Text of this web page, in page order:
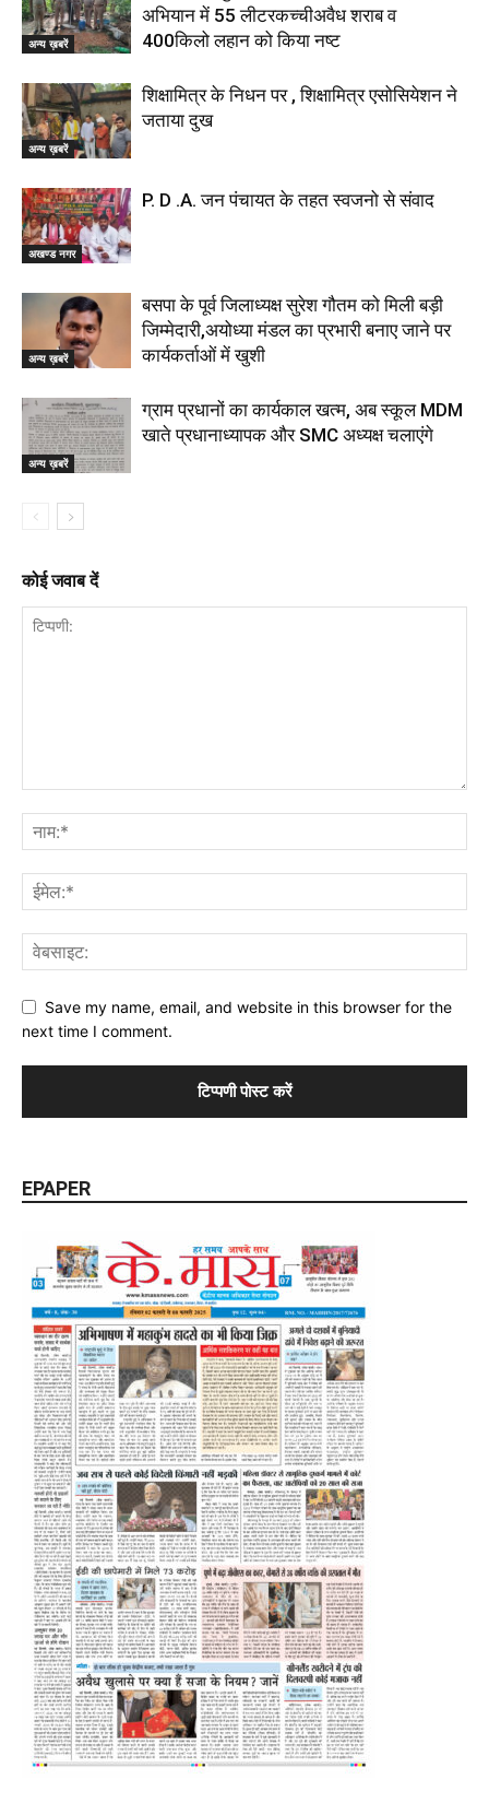
अन्य ख़बरें
अभियान में 55 लीटरकच्चीअवैध शराब व
400किलो लहान को किया नष्ट
अन्य ख़बरें
शिक्षामित्र के निधन पर , शिक्षामित्र एसोसियेशन ने
जताया दुख
अखण्ड नगर
P. D .A. जन पंचायत के तहत स्वजनो से संवाद
अन्य ख़बरें
बसपा के पूर्व जिलाध्यक्ष सुरेश गौतम को मिली बड़ी
जिम्मेदारी,अयोध्या मंडल का प्रभारी बनाए जाने पर
कार्यकर्ताओं में खुशी
अन्य ख़बरें
ग्राम प्रधानों का कार्यकाल खत्म, अब स्कूल MDM
खाते प्रधानाध्यापक और SMC अध्यक्ष चलाएंगे
कोई जवाब दें
Save my name, email, and website in this browser for the
next time I comment.
EPAPER